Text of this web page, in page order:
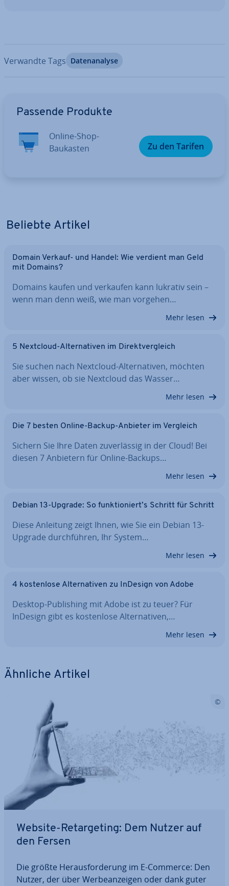
Verwandte Tags Da­ten­ana­ly­se
Passende Produkte
Online-Shop-
Baukasten
Zu den Tarifen
Beliebte Artikel
Domain Verkauf- und Handel: Wie verdient man Geld
mit Domains?
Domains kaufen und verkaufen kann lukrativ sein –
wenn man denn weiß, wie man vorgehen…
Mehr lesen
5 Nextcloud-Al­ter­na­ti­ven im Di­rekt­ver­gleich
Sie suchen nach Nextcloud-Al­ter­na­ti­ven, möchten
aber wissen, ob sie Nextcloud das Wasser…
Mehr lesen
Die 7 besten Online-Backup-Anbieter im Vergleich
Sichern Sie Ihre Daten zu­ver­läs­sig in der Cloud! Bei
diesen 7 Anbietern für Online-Backups…
Mehr lesen
Debian 13-Upgrade: So funk­tio­niert’s Schritt für Schritt
Diese Anleitung zeigt Ihnen, wie Sie ein Debian 13-
Upgrade durch­füh­ren, Ihr System…
Mehr lesen
4 kos­ten­lo­se Al­ter­na­ti­ven zu InDesign von Adobe
Desktop-Pu­bli­shing mit Adobe ist zu teuer? Für
InDesign gibt es kos­ten­lo­se Al­ter­na­ti­ven,…
Mehr lesen
Ähnliche Artikel
Website-Re­tar­ge­ting: Dem Nutzer auf
den Fersen
Die größte Her­aus­for­de­rung im E-Commerce: Den
Nutzer, der über Wer­be­an­zei­gen oder dank guter